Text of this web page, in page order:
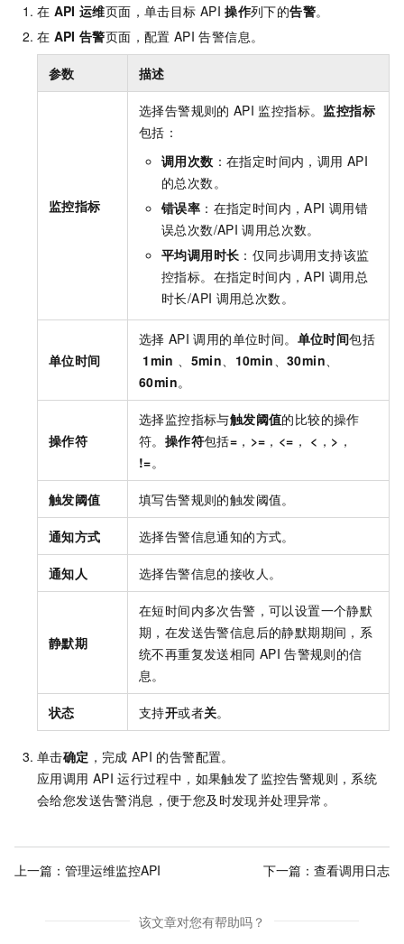
在 API 运维页面，单击目标 API 操作列下的告警。
在 API 告警页面，配置 API 告警信息。
参数 描述
监控指标
选择告警规则的 API 监控指标。 监控指标
包括：
调用次数 ：在指定时间内，调用 API
的总次数。
错误率 ：在指定时间内，API 调用错
误总次数/API 调用总次数。
平均调用时长 ：仅同步调用支持该监
控指标。在指定时间内，API 调用总
时长/API 调用总次数。
单位时间
选择 API 调用的单位时间。 单位时间包括
1min
5min 10min 、30min
60min。
操作符
选择监控指标与触发阈值的比较的操作
符。 操作符包括= ， >= ， <= ， < ， > ，
!=。
触发阈值 填写告警规则的触发阈值。
通知方式 选择告警信息通知的方式。
通知人 选择告警信息的接收人。
静默期
在短时间内多次告警，可以设置一个静默
期，在发送告警信息后的静默期期间，系
统不再重复发送相同 API 告警规则的信
息。
状态 支持开或者关。
单击确定 ，完成 API 的告警配置。
应用调用 API 运行过程中，如果触发了监控告警规则，系统
会给您发送告警消息，便于您及时发现并处理异常。
上一篇： 管理运维监控API 下一篇： 查看调用日志
该文章对您有帮助吗？